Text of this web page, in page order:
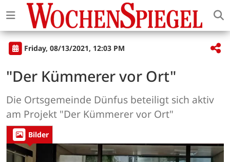
Friday, 08/13/2021, 12:03 PM
"Der Kümmerer vor Ort"
Die Ortsgemeinde Dünfus beteiligt sich aktiv
am Projekt "Der Kümmerer vor Ort"
Bilder